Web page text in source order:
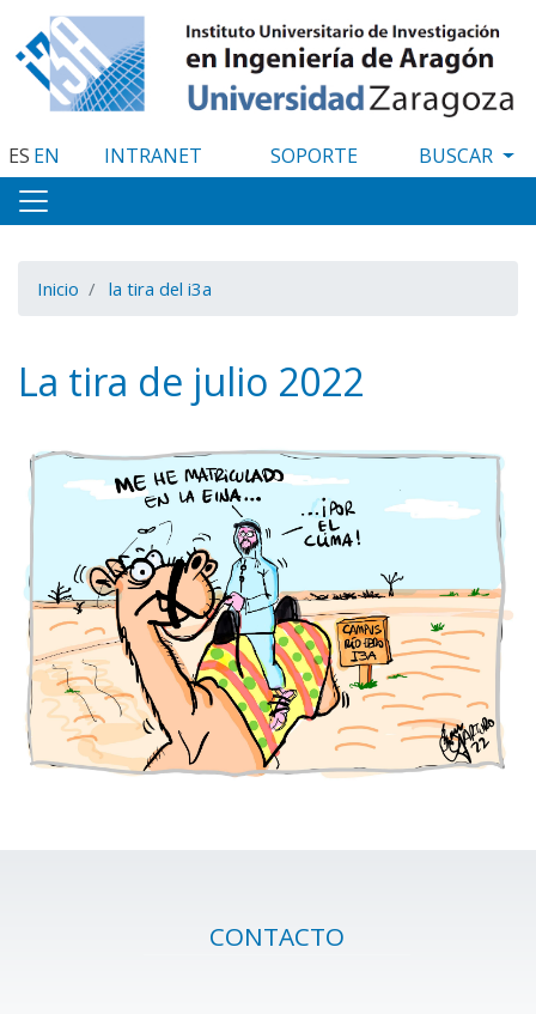
al
contenido
principal
ES EN INTRANET SOPORTE
Inicio la tira del i3a
La tira de julio 2022
CONTACTO